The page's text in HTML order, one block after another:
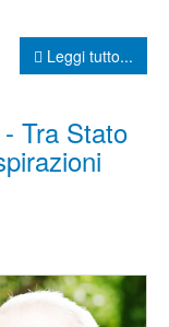
Leggi tutto...
Tra Stato